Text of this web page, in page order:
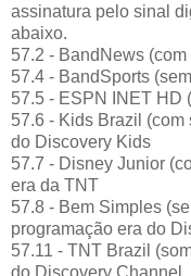
assinatura pelo sinal
abaixo.
57.2 - BandNews
57.4 - BandSports
57.5 - ESPN INET HD
57.6 - Kids Brazil (com
do Discovery Kids
57.7 - Disney Junior
era da TNT
57.8 - Bem Simples
programação era do
57.11 - TNT Brazil
do Discovery Channel